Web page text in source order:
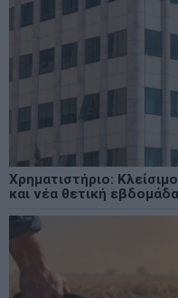
Χρηματιστήριο:
και νέα θετική εβδομάδα